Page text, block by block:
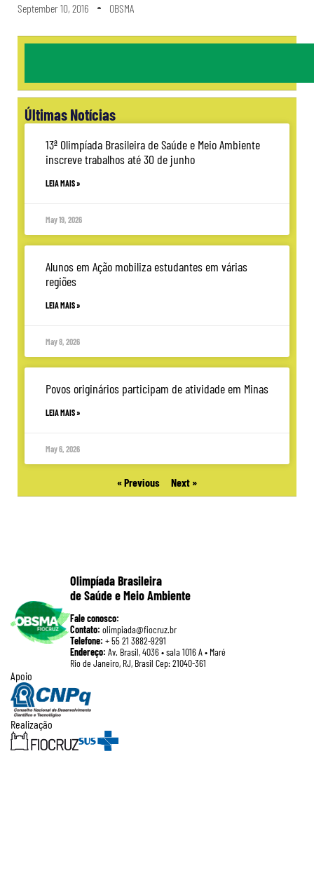
September 10, 2016 OBSMA
Últimas Notícias
13ª Olimpíada Brasileira de Saúde e Meio Ambiente
inscreve trabalhos até 30 de junho
LEIA MAIS »
May 19, 2026
Alunos em Ação mobiliza estudantes em várias
regiões
LEIA MAIS »
May 8, 2026
Povos originários participam de atividade em Minas
LEIA MAIS »
May 6, 2026
« Previous Next »
Olimpíada Brasileira
de Saúde e Meio Ambiente
Fale conosco:
Contato: olimpiada@fiocruz.br
Telefone: + 55 21 3882-9291
Endereço: Av. Brasil, 4036 • sala 1016 A • Maré
Rio de Janeiro, RJ, Brasil Cep: 21040-361
Apoio
Realização